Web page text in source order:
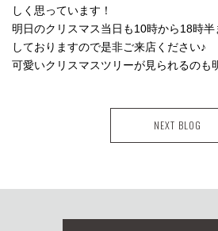
しく思っています！
明日のクリスマス当日も10時から18時
しておりますので是非ご来店ください♪
可愛いクリスマスツリーが見られるのも
NEXT BLOG